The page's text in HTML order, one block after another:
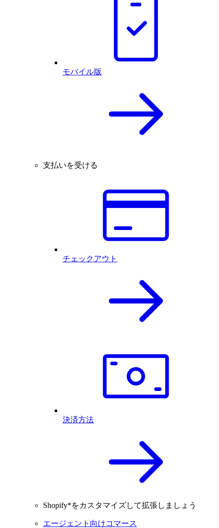
モバイル版
支払いを受ける
チェックアウト
決済方法
Shopify*をカスタマイズして拡張しましょう
エージェント向けコマース